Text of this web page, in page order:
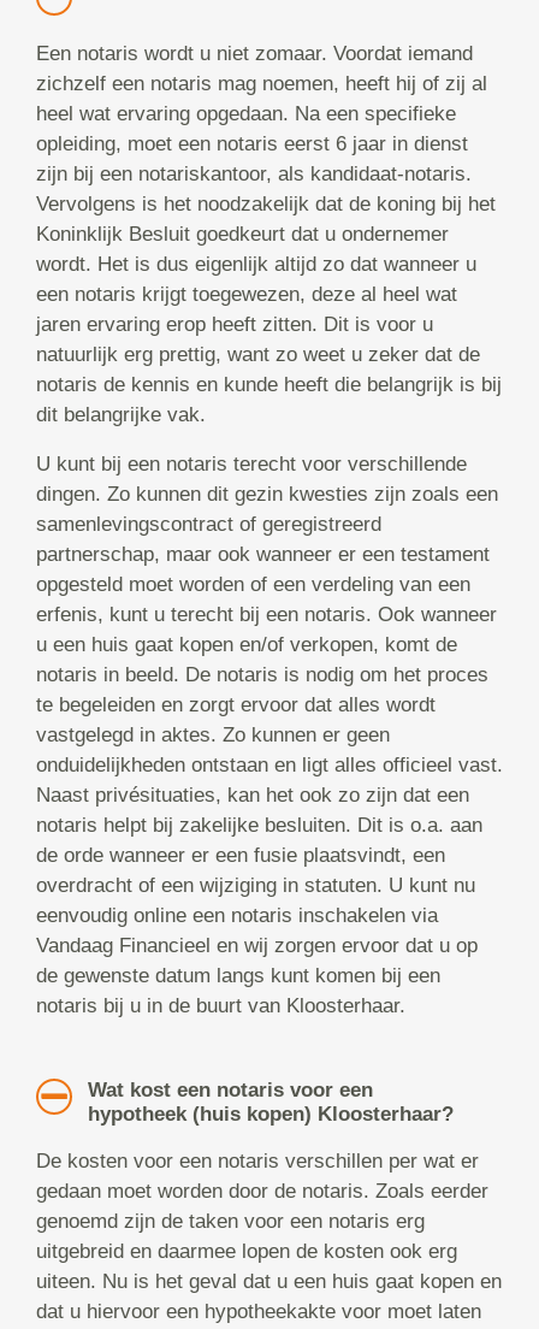
Een notaris wordt u niet zomaar. Voordat iemand
zichzelf een notaris mag noemen, heeft hij of zij al
heel wat ervaring opgedaan. Na een specifieke
opleiding, moet een notaris eerst 6 jaar in dienst
zijn bij een notariskantoor, als kandidaat-notaris.
Vervolgens is het noodzakelijk dat de koning bij het
Koninklijk Besluit goedkeurt dat u ondernemer
wordt. Het is dus eigenlijk altijd zo dat wanneer u
een notaris krijgt toegewezen, deze al heel wat
jaren ervaring erop heeft zitten. Dit is voor u
natuurlijk erg prettig, want zo weet u zeker dat de
notaris de kennis en kunde heeft die belangrijk is bij
dit belangrijke vak.
U kunt bij een notaris terecht voor verschillende
dingen. Zo kunnen dit gezin kwesties zijn zoals een
samenlevingscontract of geregistreerd
partnerschap, maar ook wanneer er een testament
opgesteld moet worden of een verdeling van een
erfenis, kunt u terecht bij een notaris. Ook wanneer
u een huis gaat kopen en/of verkopen, komt de
notaris in beeld. De notaris is nodig om het proces
te begeleiden en zorgt ervoor dat alles wordt
vastgelegd in aktes. Zo kunnen er geen
onduidelijkheden ontstaan en ligt alles officieel vast.
Naast privésituaties, kan het ook zo zijn dat een
notaris helpt bij zakelijke besluiten. Dit is o.a. aan
de orde wanneer er een fusie plaatsvindt, een
overdracht of een wijziging in statuten. U kunt nu
eenvoudig online een notaris inschakelen via
Vandaag Financieel en wij zorgen ervoor dat u op
de gewenste datum langs kunt komen bij een
notaris bij u in de buurt van Kloosterhaar.
Wat kost een notaris voor een
hypotheek (huis kopen) Kloosterhaar?
De kosten voor een notaris verschillen per wat er
gedaan moet worden door de notaris. Zoals eerder
genoemd zijn de taken voor een notaris erg
uitgebreid en daarmee lopen de kosten ook erg
uiteen. Nu is het geval dat u een huis gaat kopen en
dat u hiervoor een hypotheekakte voor moet laten